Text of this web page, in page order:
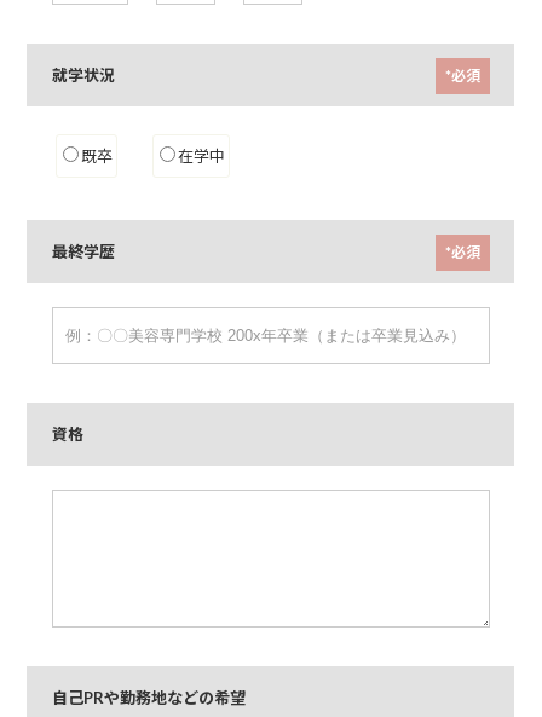
就学状況 *必須
既卒 在学中
最終学歴 *必須
資格
自己PRや勤務地などの希望